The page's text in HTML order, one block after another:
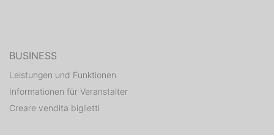
BUSINESS
Leistungen und Funktionen
Informationen für Veranstalter
Creare vendita biglietti